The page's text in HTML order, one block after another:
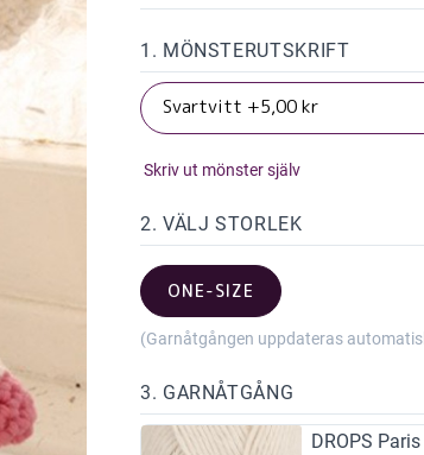
1. MÖNSTERUTSKRIFT
Skriv ut mönster själv
2. VÄLJ STORLEK
ONE-SIZE
(Garnåtgången uppdateras
3. GARNÅTGÅNG
DROPS